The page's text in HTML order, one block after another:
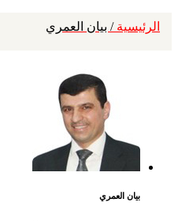
الرئيسية / بيان العمري
بيان العمري